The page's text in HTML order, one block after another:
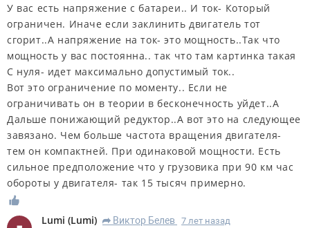
У вас есть напряжение с батареи.. И ток- Который
ограничен. Иначе если заклинить двигатель тот
сгорит..А напряжение на ток- это мощность..Так что
мощность у вас постоянна.. так что там картинка такая
С нуля- идет максимально допустимый ток..
Вот это ограничение по моменту.. Если не
ограничивать он в теории в бесконечность уйдет..А
Дальше понижающий редуктор..А вот это на следующее
завязано. Чем больше частота вращения двигателя-
тем он компактней. При одинаковой мощности. Есть
сильное предположение что у грузовика при 90 км час
обороты у двигателя- так 15 тысяч примерно.
Lumi (Lumi) R Виктор Белев 7 лет назад